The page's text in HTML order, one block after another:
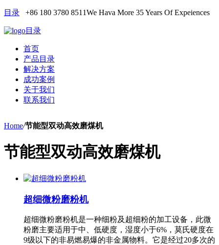
目录 +86 180 3780 8511We Hava More 35 Years Of Expeiences
目录
首页
产品目录
解决方案
成功案例
关于我们
联系我们
Home/节能型双动高效磨煤机
节能型双动高效磨煤机
超细微粉磨粉机
超细微粉磨粉机是一种细粉及超细粉的加工设备，此微
粉磨主要适用于中、低硬度，湿度小于6%，莫氏硬度在
9级以下的非易燃易爆的非金属物料。它是经过20多次的